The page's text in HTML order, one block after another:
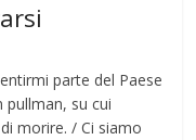
parte del Paese
pullman, su cui
morire. / Ci siamo